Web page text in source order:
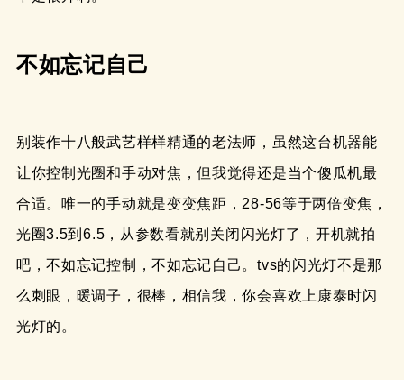
不如忘记自己
别装作十八般武艺样样精通的老法师，虽然这台机器能
让你控制光圈和手动对焦，但我觉得还是当个傻瓜机最
合适。唯一的手动就是变变焦距，28-56等于两倍变焦，
光圈3.5到6.5，从参数看就别关闭闪光灯了，开机就拍
吧，不如忘记控制，不如忘记自己。tvs的闪光灯不是那
么刺眼，暖调子，很棒，相信我，你会喜欢上康泰时闪
光灯的。